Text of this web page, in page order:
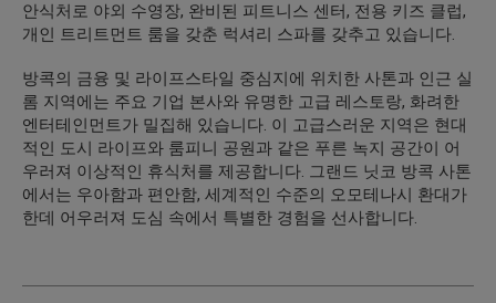
안식처로 야외 수영장, 완비된 피트니스 센터, 전용 키즈 클럽,
개인 트리트먼트 룸을 갖춘 럭셔리 스파를 갖추고 있습니다.
방콕의 금융 및 라이프스타일 중심지에 위치한 사톤과 인근 실
롬 지역에는 주요 기업 본사와 유명한 고급 레스토랑, 화려한
엔터테인먼트가 밀집해 있습니다. 이 고급스러운 지역은 현대
적인 도시 라이프와 룸피니 공원과 같은 푸른 녹지 공간이 어
우러져 이상적인 휴식처를 제공합니다. 그랜드 닛코 방콕 사톤
에서는 우아함과 편안함, 세계적인 수준의 오모테나시 환대가
한데 어우러져 도심 속에서 특별한 경험을 선사합니다.